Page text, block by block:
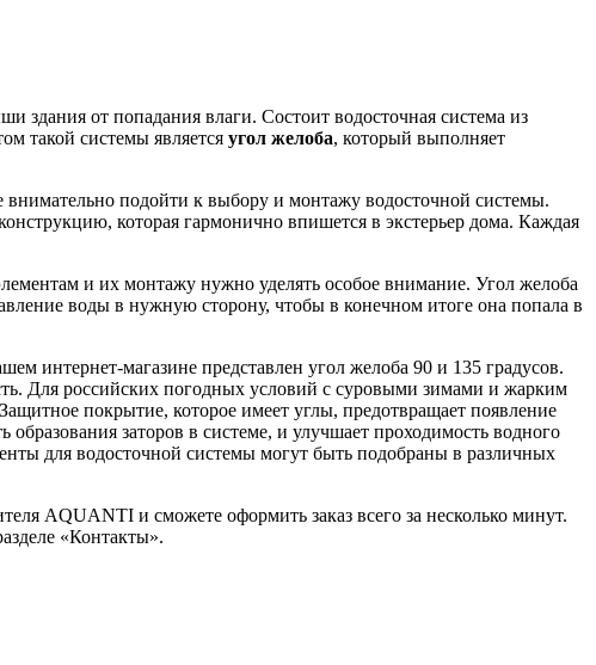
здания от попадания влаги. Состоит водосточная система из
такой системы является угол желоба, который выполняет
подойти к выбору и монтажу водосточной системы.
которая гармонично впишется в экстерьер дома. Каждая
и их монтажу нужно уделять особое внимание. Угол желоба
воды в нужную сторону, чтобы в конечном итоге она попала в
интернет-магазине представлен угол желоба 90 и 135 градусов.
Для российских погодных условий с суровыми зимами и жарким
покрытие, которое имеет углы, предотвращает появление
заторов в системе, и улучшает проходимость водного
для водосточной системы могут быть подобраны в различных
AQUANTI и сможете оформить заказ всего за несколько минут.
«Контакты».